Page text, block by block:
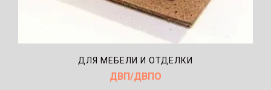
ДЛЯ МЕБЕЛИ И ОТДЕЛКИ
ДВП/ДВПО